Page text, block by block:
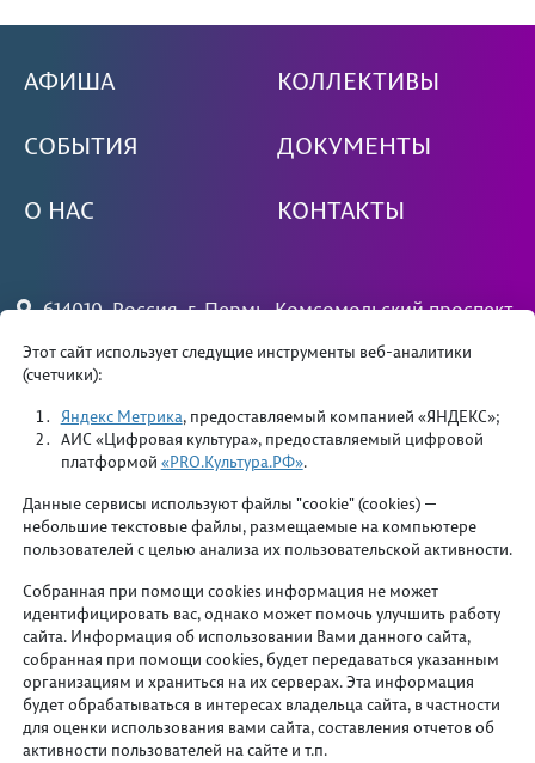
Этот сайт использует следущие инструменты веб-аналитики
(счетчики):
Яндекс Метрика, предоставляемый компанией «ЯНДЕКС»;
АИС «Цифровая культура», предоставляемый цифровой
платформой «PRO.Культура.РФ».
Данные сервисы используют файлы "cookie" (cookies) —
небольшие текстовые файлы, размещаемые на компьютере
пользователей с целью анализа их пользовательской активности.
Собранная при помощи cookies информация не может
идентифицировать вас, однако может помочь улучшить работу
сайта. Информация об использовании Вами данного сайта,
собранная при помощи cookies, будет передаваться указанным
организациям и храниться на их серверах. Эта информация
будет обрабатываться в интересах владельца сайта, в частности
для оценки использования вами сайта, составления отчетов об
активности пользователей на сайте и т.п.
АФИША
СОБЫТИЯ
О НАС
КОЛЛЕКТИВЫ
ДОКУМЕНТЫ
КОНТАКТЫ
614010, Россия, г. Пермь, Комсомольский проспект,
+7 (342) 244 34 81 — вахта
priemdk@yandex.ru
Департамент культуры и молодежной политики
администрации города Перми
Министерство культуры Пермского края
Основы противодействия терроризму и экстремизму
Противодействие коррупции